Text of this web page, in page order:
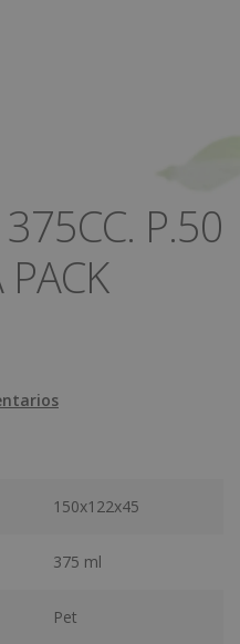
P.50
150x122x45
375 ml
Pet